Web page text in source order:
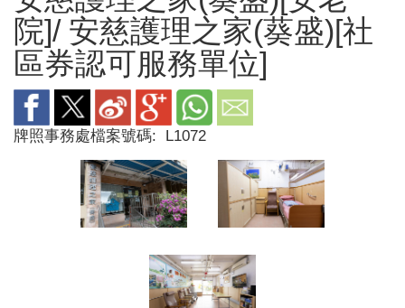
院]/ 安慈護理之家(葵盛)[社
區券認可服務單位]
牌照事務處檔案號碼: L1072